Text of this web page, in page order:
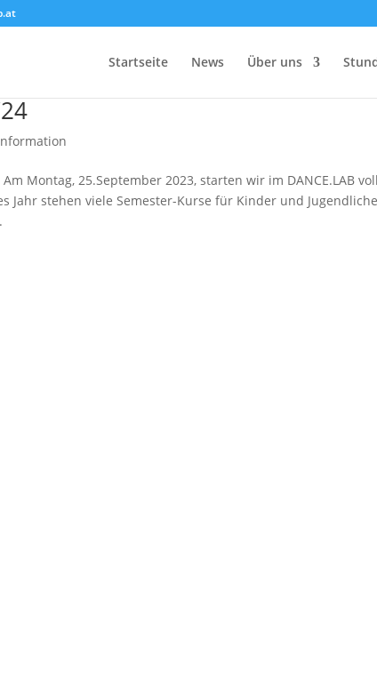
Startseite News Über uns
Montag, 25.September 2023, starten wir im DANCE.LAB
Jahr stehen viele Semester-Kurse für Kinder und